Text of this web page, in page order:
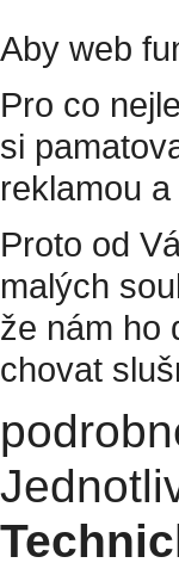
Aby web
Pro co
si
reklamou
Proto od
malých
že nám ho
chovat